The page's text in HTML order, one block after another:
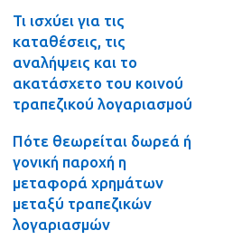
Τι ισχύει για τις
καταθέσεις, τις
αναλήψεις και το
ακατάσχετο του κοινού
τραπεζικού λογαριασμού
Πότε θεωρείται δωρεά ή
γονική παροχή η
μεταφορά χρημάτων
μεταξύ τραπεζικών
λογαριασμών